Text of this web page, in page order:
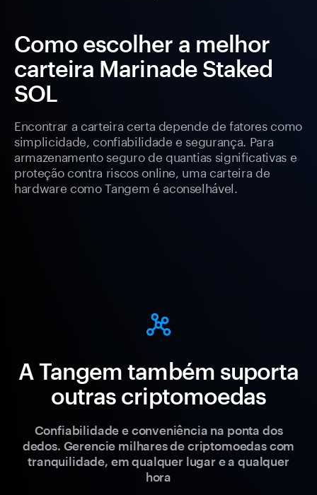
Como escolher a melhor
carteira Marinade Staked
SOL
Encontrar a carteira certa depende de fatores como
simplicidade, confiabilidade e segurança. Para
armazenamento seguro de quantias significativas e
proteção contra riscos online, uma carteira de
hardware como Tangem é aconselhável.
A Tangem também suporta
outras criptomoedas
Confiabilidade e conveniência na ponta dos
dedos. Gerencie milhares de criptomoedas com
tranquilidade, em qualquer lugar e a qualquer
hora